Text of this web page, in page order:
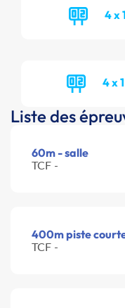
4 x
4 x
Liste des
60m - salle
TCF -
400m piste
TCF -